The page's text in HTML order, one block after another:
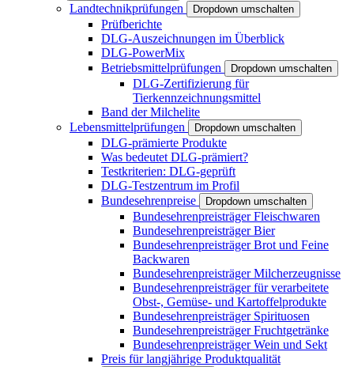
Landtechnikprüfungen Dropdown umschalten
Prüfberichte
DLG-Auszeichnungen im Überblick
DLG-PowerMix
Betriebsmittelprüfungen
Dropdown umschalten
DLG-Zertifizierung für
Tierkennzeichnungsmittel
Band der Milchelite
Lebensmittelprüfungen
Dropdown umschalten
DLG-prämierte Produkte
Was bedeutet DLG-prämiert?
Testkriterien: DLG-geprüft
DLG-Testzentrum im Profil
Bundesehrenpreise
Dropdown umschalten
Bundesehrenpreisträger Fleischwaren
Bundesehrenpreisträger Bier
Bundesehrenpreisträger Brot und Feine
Backwaren
Bundesehrenpreisträger Milcherzeugnisse
Bundesehrenpreisträger für verarbeitete
Obst-, Gemüse- und Kartoffelprodukte
Bundesehrenpreisträger Spirituosen
Bundesehrenpreisträger Fruchtgetränke
Bundesehrenpreisträger Wein und Sekt
Preis für langjährige Produktqualität